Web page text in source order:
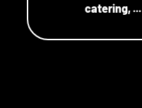
catering, ...